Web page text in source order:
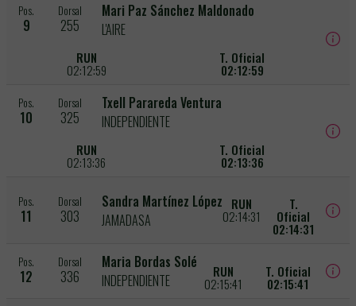
Pos.
9
Dorsal
255
Mari Paz Sánchez Maldonado
L'AIRE
RUN
02:12:59
T. Oficial
02:12:59
Pos.
10
Dorsal
325
Txell Parareda Ventura
INDEPENDIENTE
RUN
02:13:36
T. Oficial
02:13:36
Pos.
11
Dorsal
303
Sandra Martínez López
JAMADASA
RUN
02:14:31
T.
Oficial
02:14:31
Pos.
12
Dorsal
336
Maria Bordas Solé
INDEPENDIENTE
RUN
02:15:41
T. Oficial
02:15:41